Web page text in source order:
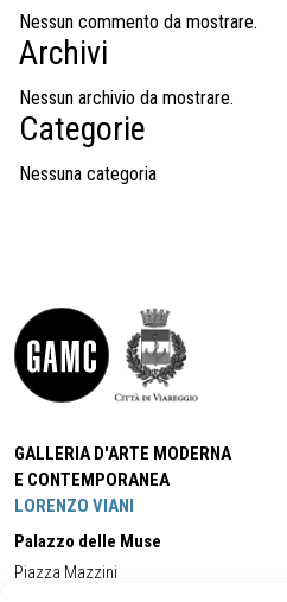
PALAZZO DELLE MUSE
Nessun commento da mostrare.
Archivi
Nessun archivio da mostrare.
Categorie
Nessuna categoria
GALLERIA D'ARTE MODERNA
E CONTEMPORANEA
LORENZO VIANI
Palazzo delle Muse
Piazza Mazzini